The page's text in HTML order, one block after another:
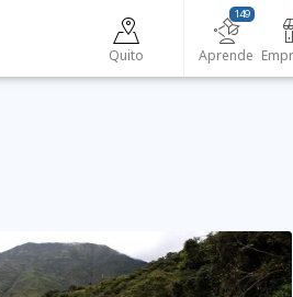
Quito Aprende
149